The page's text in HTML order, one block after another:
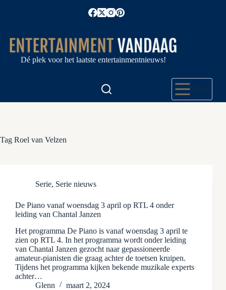
Dé plek voor het laatste entertainmentnieuws!
Menu
Tag Roel van Velzen
Serie, Serie nieuws
De Piano vanaf woensdag 3 april op RTL 4 onder
leiding van Chantal Janzen
Het programma De Piano is vanaf woensdag 3 april te
zien op RTL 4. In het programma wordt onder leiding
van Chantal Janzen gezocht naar gepassioneerde
amateur-pianisten die graag achter de toetsen kruipen.
Tijdens het programma kijken bekende muzikale experts
achter…
Glenn
maart 2, 2024